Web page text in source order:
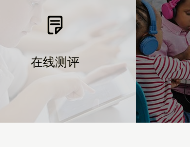
在线测评
在线测评